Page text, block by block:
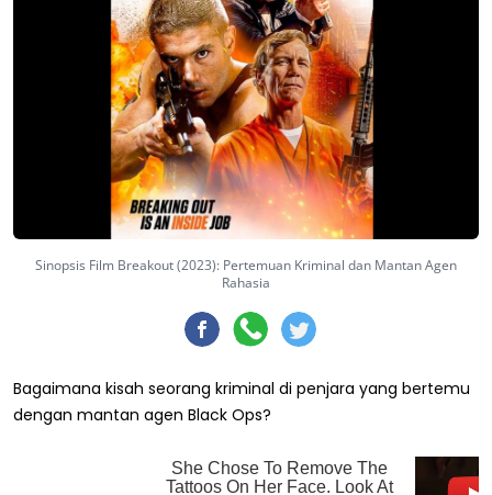
Sinopsis Film Breakout (2023): Pertemuan Kriminal dan Mantan Agen
Rahasia
Bagaimana kisah seorang kriminal di penjara yang bertemu
dengan mantan agen Black Ops?